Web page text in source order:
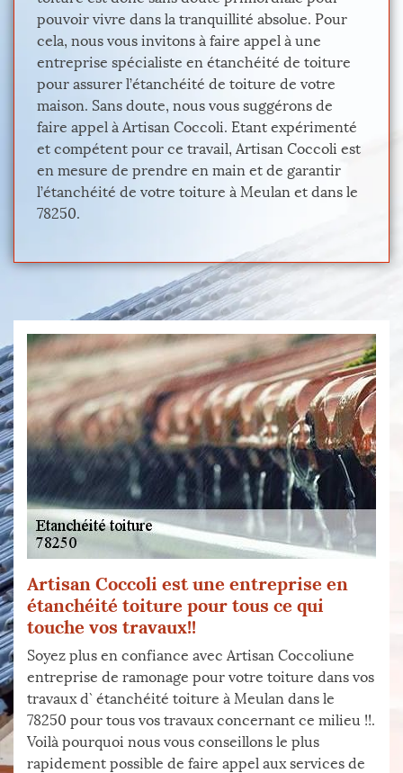
pouvoir vivre dans la tranquillité absolue. Pour
cela, nous vous invitons à faire appel à une
entreprise spécialiste en étanchéité de toiture
pour assurer l’étanchéité de toiture de votre
maison. Sans doute, nous vous suggérons de
faire appel à Artisan Coccoli. Etant expérimenté
et compétent pour ce travail, Artisan Coccoli est
en mesure de prendre en main et de garantir
l’étanchéité de votre toiture à Meulan et dans le
78250.
Artisan Coccoli est une entreprise en
étanchéité toiture pour tous ce qui
touche vos travaux!!
Soyez plus en confiance avec Artisan Coccoliune
entreprise de ramonage pour votre toiture dans vos
travaux d` étanchéité toiture à Meulan dans le
78250 pour tous vos travaux concernant ce milieu !!.
Voilà pourquoi nous vous conseillons le plus
rapidement possible de faire appel aux services de